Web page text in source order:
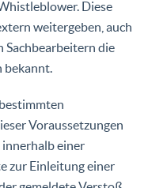
Diese
weitergeben, auch
Sachbearbeitern die
bekannt.
Voraussetzungen
innerhalb einer
zur Einleitung einer